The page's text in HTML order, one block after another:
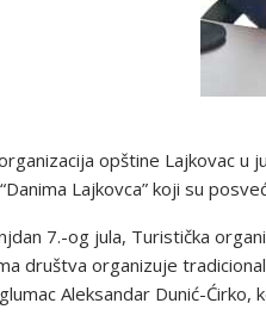
opštine Lajkovac u
Lajkovca” koji su
7.-og jula, Turistička
društva organizuje
Aleksandar Dunić-